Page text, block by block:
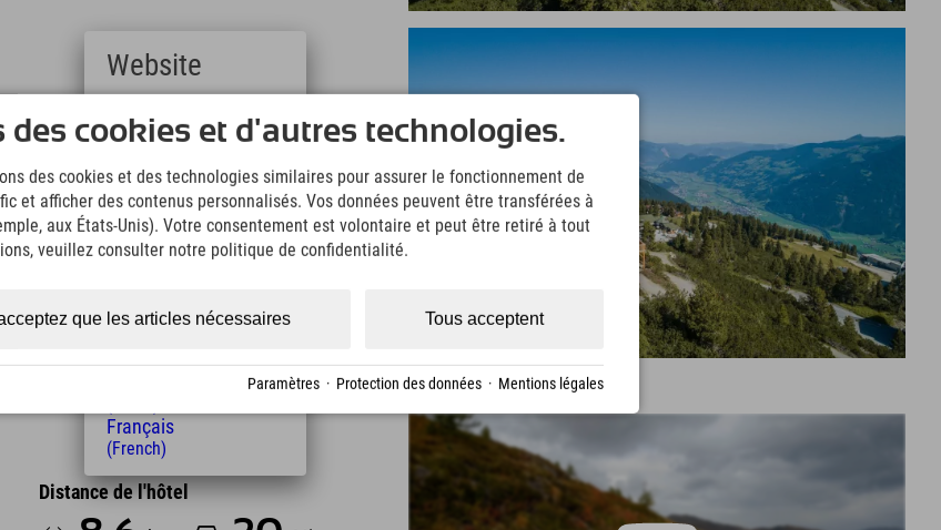
Explorer à Kaltenbach. La route
non seulement des vues imprenables sur
pour des randonnées pédestres et à ski
se situe à 2 020 m d'altitude, à
la route alpine du Zillertal est une étape
panoramas vous y attendent.
le refuge Kristallhütte, le refuge
uniquement en été et fermée en
Distance de l'hôtel
des cookies et d'autres technologies.
des cookies et des technologies similaires pour assurer le fonctionnement de
et afficher des contenus personnalisés. Vos données peuvent être transférées à
aux États-Unis). Votre consentement est volontaire et peut être retiré à tout
veuillez consulter notre politique de confidentialité.
Tous acceptent
que les articles nécessaires
Paramètres · Protection des données · Mentions légales
Website
Deutsch
(German)
(English)
Italiano
(Italian)
Čeština
(Polish)
(Hungarian)
Français
(French)